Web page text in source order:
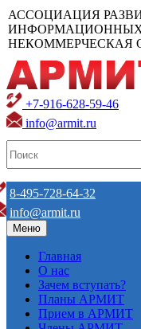
АССОЦИАЦИЯ
ИНФОРМАЦИОННЫХ
НЕКОММЕРЧЕСКАЯ
+7-916-628-59-46
info@armit.ru
8-495-728-64-32
info@armit.ru
Меню
Главная
О нас
Зачем вступать?
Планы АРМИТ
Прием в АРМИТ